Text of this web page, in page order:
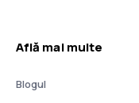
Află mai multe
Blogul